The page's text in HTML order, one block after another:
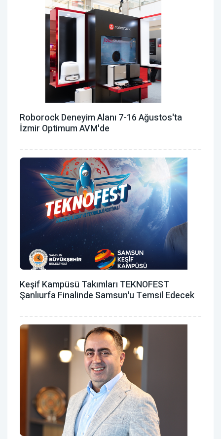
Roborock Deneyim Alanı 7-16 Ağustos'ta
İzmir Optimum AVM'de
Keşif Kampüsü Takımları TEKNOFEST
Şanlıurfa Finalinde Samsun'u Temsil Edecek